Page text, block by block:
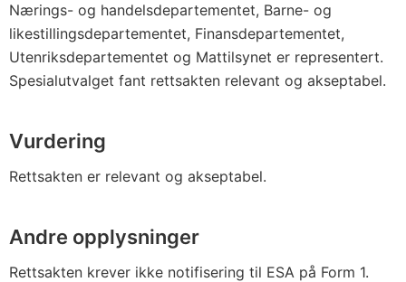
Nærings- og handelsdepartementet, Barne- og
likestillingsdepartementet, Finansdepartementet,
Utenriksdepartementet og Mattilsynet er representert.
Spesialutvalget fant rettsakten relevant og akseptabel.
Vurdering
Rettsakten er relevant og akseptabel.
Andre opplysninger
Rettsakten krever ikke notifisering til ESA på Form 1.